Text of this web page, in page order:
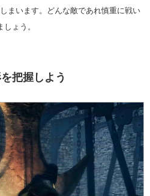
まいます。どんな敵であれ慎重に戦い
しょう。
把握しよう